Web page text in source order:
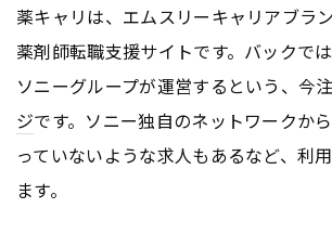
薬キャリは、エムスリーキャリアブラ
薬剤師転職支援サイトです。バックで
ソニーグループが運営するという、今
ジです。ソニー独自のネットワークか
っていないような求人もあるなど、利
ます。